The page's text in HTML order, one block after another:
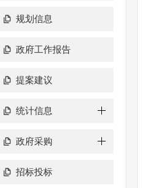
规划信息
政府工作报告
提案建议
统计信息
政府采购
招标投标